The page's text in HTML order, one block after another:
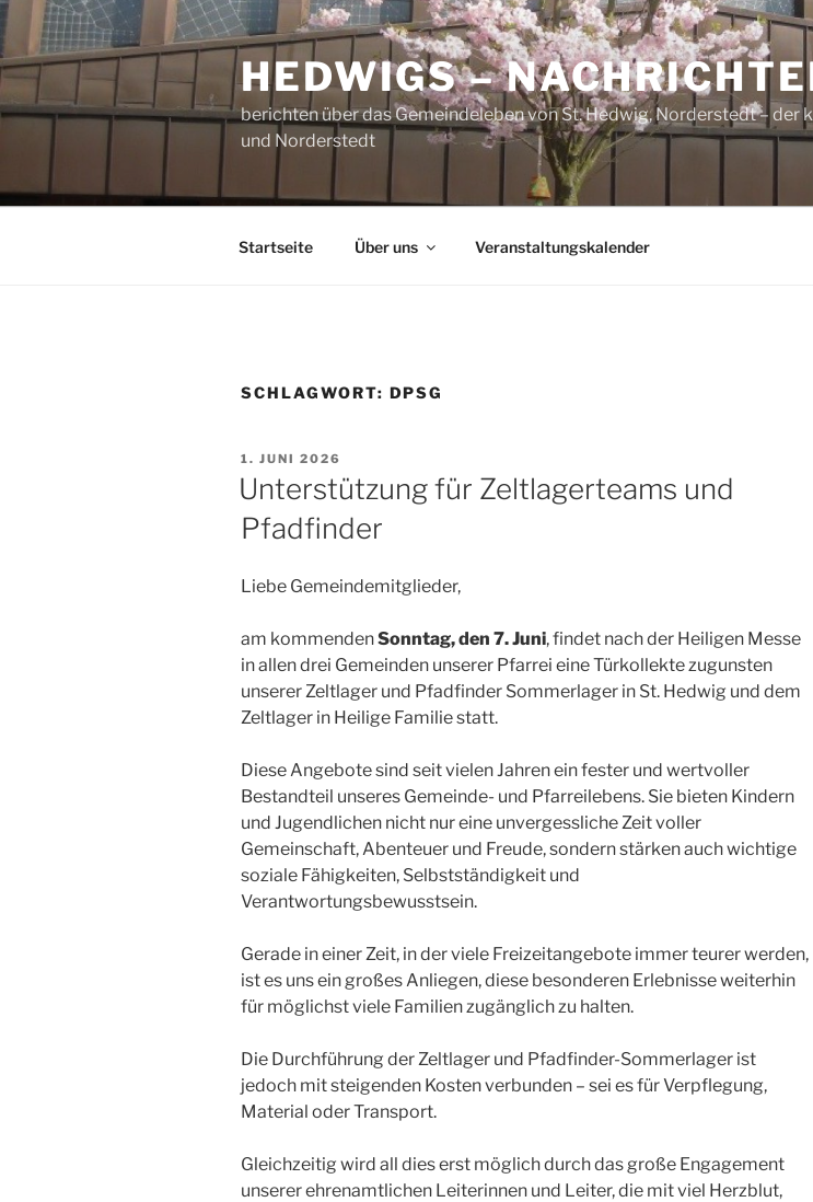
Zum
Inhalt
springen
HEDWIGS –
berichten über das Gemeindeleben von St. Hedwig, Norderstedt –
und Norderstedt
Startseite Über uns Veranstaltungskalender
SCHLAGWORT: DPSG
VERÖFFENTLICHT
AM
1. JUNI 2026
Unterstützung für Zeltlagerteams und
Pfadfinder
Liebe Gemeindemitglieder,
am kommendenSonntag, den 7. Juni, findet nach der Heiligen Messe
in allen drei Gemeinden unserer Pfarrei eine Türkollekte zugunsten
unserer Zeltlager und Pfadfinder Sommerlager in St. Hedwig und dem
Zeltlager in Heilige Familie statt.
Diese Angebote sind seit vielen Jahren ein fester und wertvoller
Bestandteil unseres Gemeinde- und Pfarreilebens. Sie bieten Kindern
und Jugendlichen nicht nur eine unvergessliche Zeit voller
Gemeinschaft, Abenteuer und Freude, sondern stärken auch wichtige
soziale Fähigkeiten, Selbstständigkeit und
Verantwortungsbewusstsein.
Gerade in einer Zeit, in der viele Freizeitangebote immer teurer werden,
ist es uns ein großes Anliegen, diese besonderen Erlebnisse weiterhin
für möglichst viele Familien zugänglich zu halten.
Die Durchführung der Zeltlager und Pfadfinder-Sommerlager ist
jedoch mit steigenden Kosten verbunden – sei es für Verpflegung,
Material oder Transport.
Gleichzeitig wird all dies erst möglich durch das große Engagement
unserer ehrenamtlichen Leiterinnen und Leiter, die mit viel Herzblut,